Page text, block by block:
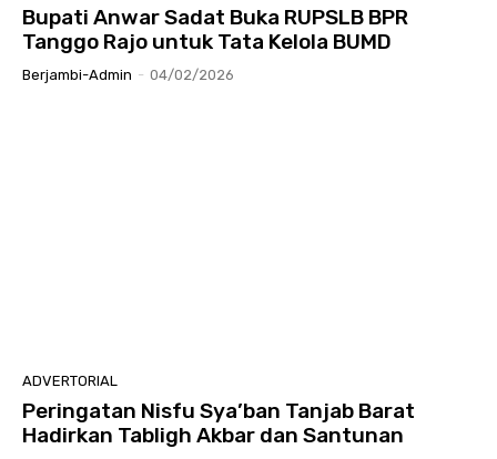
Bupati Anwar Sadat Buka RUPSLB BPR
Tanggo Rajo untuk Tata Kelola BUMD
Berjambi-Admin - 04/02/2026
ADVERTORIAL
Peringatan Nisfu Sya’ban Tanjab Barat
Hadirkan Tabligh Akbar dan Santunan